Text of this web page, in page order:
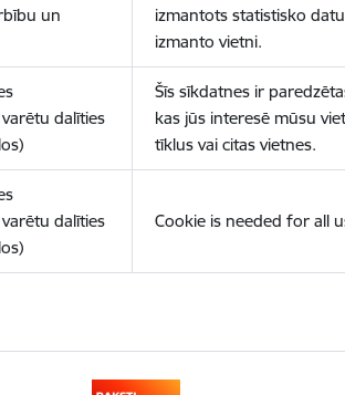
un
izmantots statistisko
izmanto vietni.
dalīties
Šīs sīkdatnes ir
kas jūs interesē mūsu
tīklus vai citas vietnes.
dalīties
Cookie is needed for all